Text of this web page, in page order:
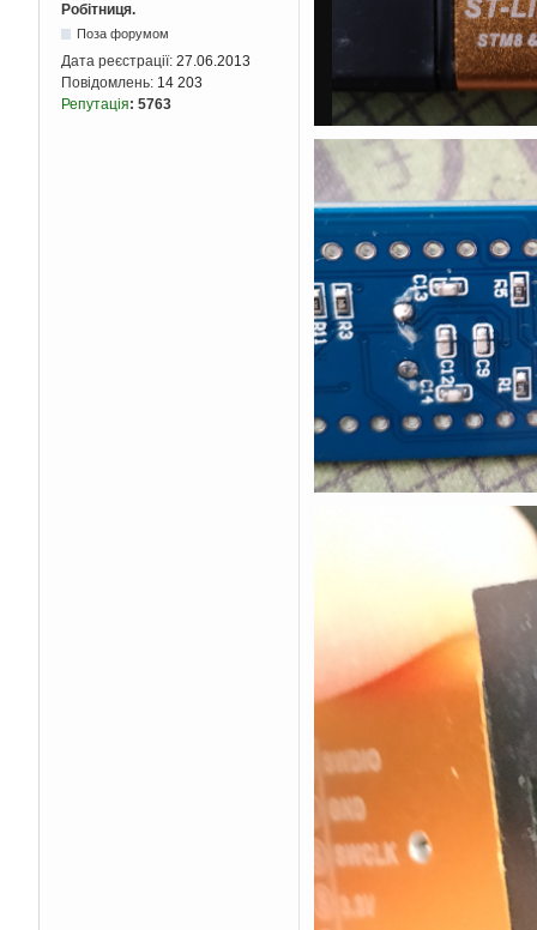
Робітниця.
Поза форумом
Дата реєстрації: 27.06.2013
Повідомлень: 14 203
Репутація: 5763